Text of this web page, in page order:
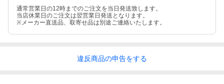
通常営業日の12時までのご注文を当日発送致します。
当店休業日のご注文は翌営業日発送となります。
※メーカー直送品、取寄せ品は別途ご連絡いたします。
違反商品の申告をする